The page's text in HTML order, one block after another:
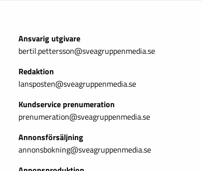
Ansvarig utgivare
bertil.pettersson@sveagruppenmedia.se
Redaktion
lansposten@sveagruppenmedia.se
Kundservice prenumeration
prenumeration@sveagruppenmedia.se
Annonsförsäljning
annonsbokning@sveagruppenmedia.se